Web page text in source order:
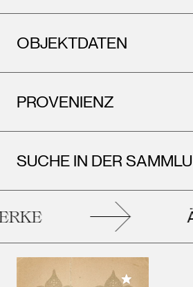
OBJEKTDATEN
PROVENIENZ
SUCHE IN DER
Meiner